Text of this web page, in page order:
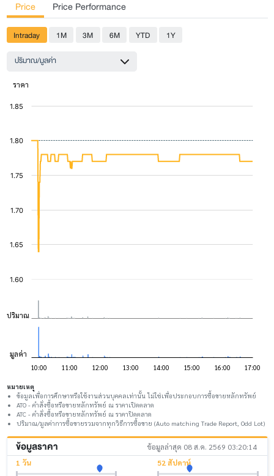
Price Price Performance
Intraday 1M 3M 6M YTD
1Y
ปริมาณ/มูลค่า
หมายเหตุ
ข้อมูลเพื่อการศึกษาหรือใช้งานส่วนบุคคลเท่านั้น ไม่ใช่เพื่อประกอบการซื้อขายหลักทรัพย์
ATO - คำสั่งซื้อหรือขายหลักทรัพย์ ณ ราคาเปิดตลาด
ATC - คำสั่งซื้อหรือขายหลักทรัพย์ ณ ราคาปิดตลาด
ปริมาณ/มูลค่าการซื้อขายรวมจากทุกวิธีการซื้อขาย (Auto matching Trade Report, Odd Lot)
ข้อมูลราคา
ข้อมูลล่าสุด 08 ส.ค. 2569 03:20:14
1 วัน
52 สัปดาห์